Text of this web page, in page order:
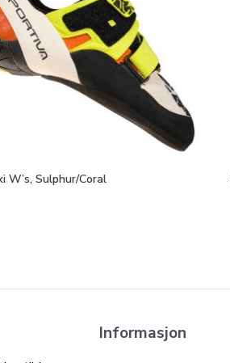
W’s, Sulphur/Coral
Informasjon